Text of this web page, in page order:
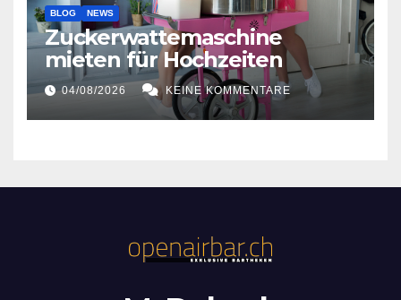
BLOG NEWS
Zuckerwattemaschine
mieten für Hochzeiten
04/08/2026 KEINE KOMMENTARE